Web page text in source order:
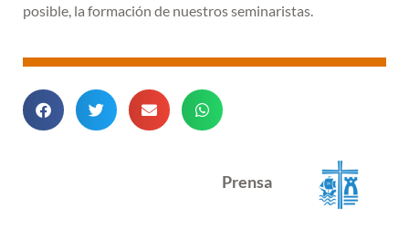
posible, la formación de nuestros seminaristas.
Prensa